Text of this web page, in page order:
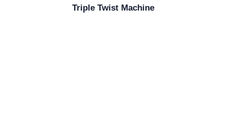
Triple Twist Machine